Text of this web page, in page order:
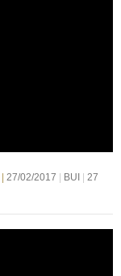
27/02/2017 BUI
27